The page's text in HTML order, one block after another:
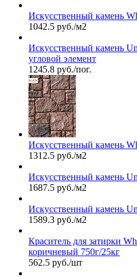
Искусственный камень
1042.5 руб./м2
Искусственный камень
угловой элемент
1245.8 руб./пог.
Искусственный камень
1312.5 руб./м2
Искусственный камень
1687.5 руб./м2
Искусственный камень
1589.3 руб./м2
Краситель для затирки
коричневый 750г/25кг
562.5 руб./шт